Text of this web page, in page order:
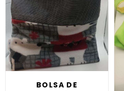
BOLSA DE